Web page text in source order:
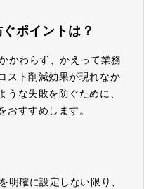
ポイントは？
かわらず、かえって業務
スト削減効果が現れなか
うな失敗を防ぐために、
おすすめします。
明確に設定しない限り、